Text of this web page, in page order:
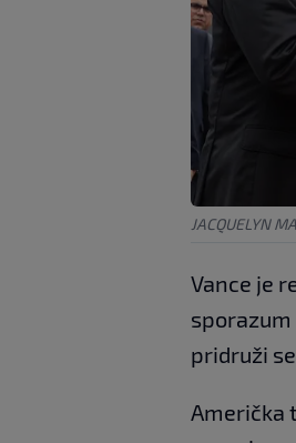
JACQUELYN
Vance je
pridruži
Američka